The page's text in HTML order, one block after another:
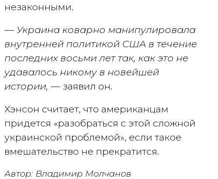
незаконными.
— Украина коварно манипулировала
внутренней политикой США в течение
последних восьми лет так, как это не
удавалось никому в новейшей
истории, —заявил он.
Хэнсон считает, что американцам
придется «разобраться с этой сложной
украинской проблемой», если такое
вмешательство не прекратится.
Автор: Владимир Молчанов